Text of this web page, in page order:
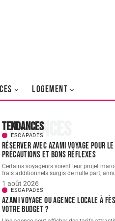
LOGEMENT
Tendances
Tendances
ESCAPADES
Réserver avec AZAMI VOYAGE pour
précautions et bons réflexes
Certains voyageurs voient leur projet
frais additionnels surgis de nulle part,
1 août 2026
ESCAPADES
AZAMI VOYAGE ou agence locale à
votre budget ?